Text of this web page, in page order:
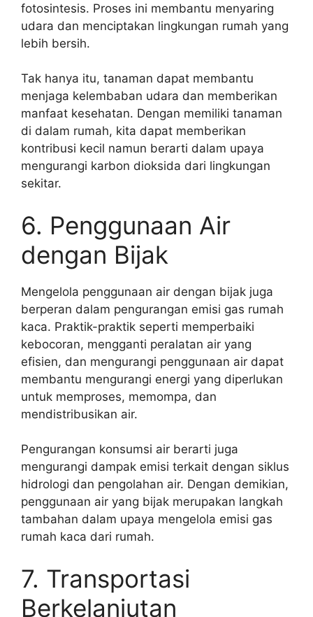
fotosintesis. Proses ini membantu menyaring
udara dan menciptakan lingkungan rumah yang
lebih bersih.
Tak hanya itu, tanaman dapat membantu
menjaga kelembaban udara dan memberikan
manfaat kesehatan. Dengan memiliki tanaman
di dalam rumah, kita dapat memberikan
kontribusi kecil namun berarti dalam upaya
mengurangi karbon dioksida dari lingkungan
sekitar.
6. Penggunaan Air
dengan Bijak
Mengelola penggunaan air dengan bijak juga
berperan dalam pengurangan emisi gas rumah
kaca. Praktik-praktik seperti memperbaiki
kebocoran, mengganti peralatan air yang
efisien, dan mengurangi penggunaan air dapat
membantu mengurangi energi yang diperlukan
untuk memproses, memompa, dan
mendistribusikan air.
Pengurangan konsumsi air berarti juga
mengurangi dampak emisi terkait dengan siklus
hidrologi dan pengolahan air. Dengan demikian,
penggunaan air yang bijak merupakan langkah
tambahan dalam upaya mengelola emisi gas
rumah kaca dari rumah.
7. Transportasi
Berkelanjutan